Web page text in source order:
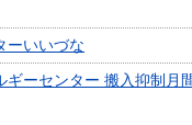
ーいいづな
ギーセンター 搬入抑制月